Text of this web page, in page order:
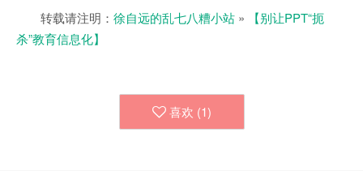
转载请注明： 徐自远的乱七八糟小站 »
【别让PPT“扼
杀”教育信息化】
喜欢 (1)